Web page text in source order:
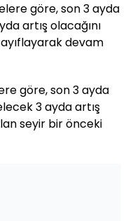
göre, son 3 ayda
artış olacağını
devam
göre, son 3 ayda
3 ayda artış
seyir bir önceki